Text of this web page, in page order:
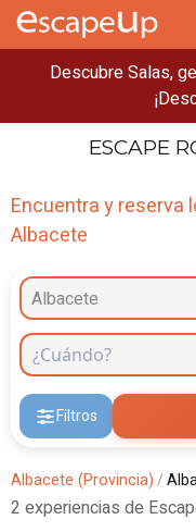
Descubre Salas,
ESCAPE
Encuentra y reserva
Albacete
Albacete
Filtros
Albacete (Provincia)/
2 experiencias de